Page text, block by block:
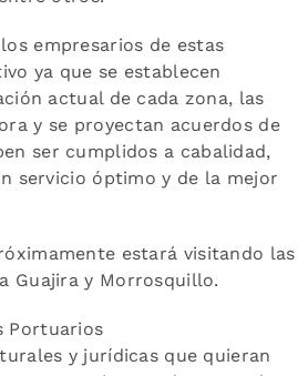
empresarios de estas
ya que se establecen
actual de cada zona, las
y se proyectan acuerdos de
ser cumplidos a cabalidad,
servicio óptimo y de la mejor
estará visitando las
Guajira y Morrosquillo.
Portuarios
y jurídicas que quieran